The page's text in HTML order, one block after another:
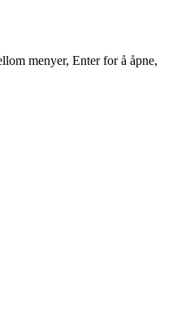
menyer, Enter for å åpne,